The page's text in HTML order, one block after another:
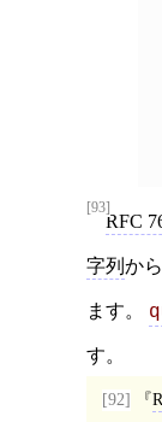
[93]
RFC
字列 から
ます。
す。
[92]